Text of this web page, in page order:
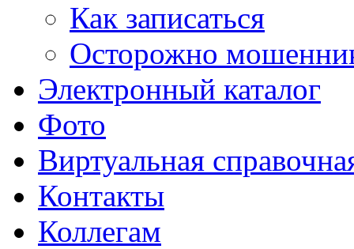
Как записаться
Осторожно
Электронный каталог
Фото
Виртуальная
Контакты
Коллегам